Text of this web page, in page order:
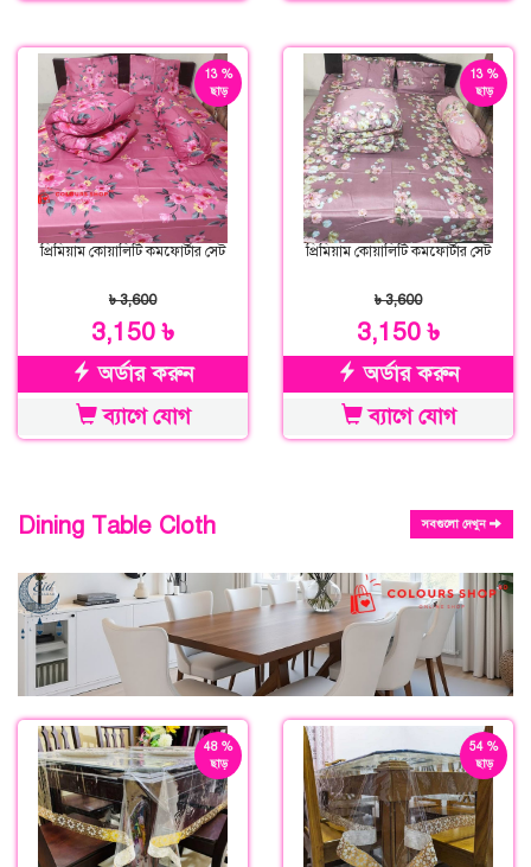
13 %
ছাড়
প্রিমিয়াম কোয়ালিটি কমফোর্টার সেট
৳ 3,600
3,150 ৳
অর্ডার করুন
ব্যাগে যোগ
13 %
ছাড়
প্রিমিয়াম কোয়ালিটি কমফোর্টার সেট
৳ 3,600
3,150 ৳
অর্ডার করুন
ব্যাগে যোগ
Dining Table Cloth সবগুলো দেখুন
48 %
ছাড়
54 %
ছাড়